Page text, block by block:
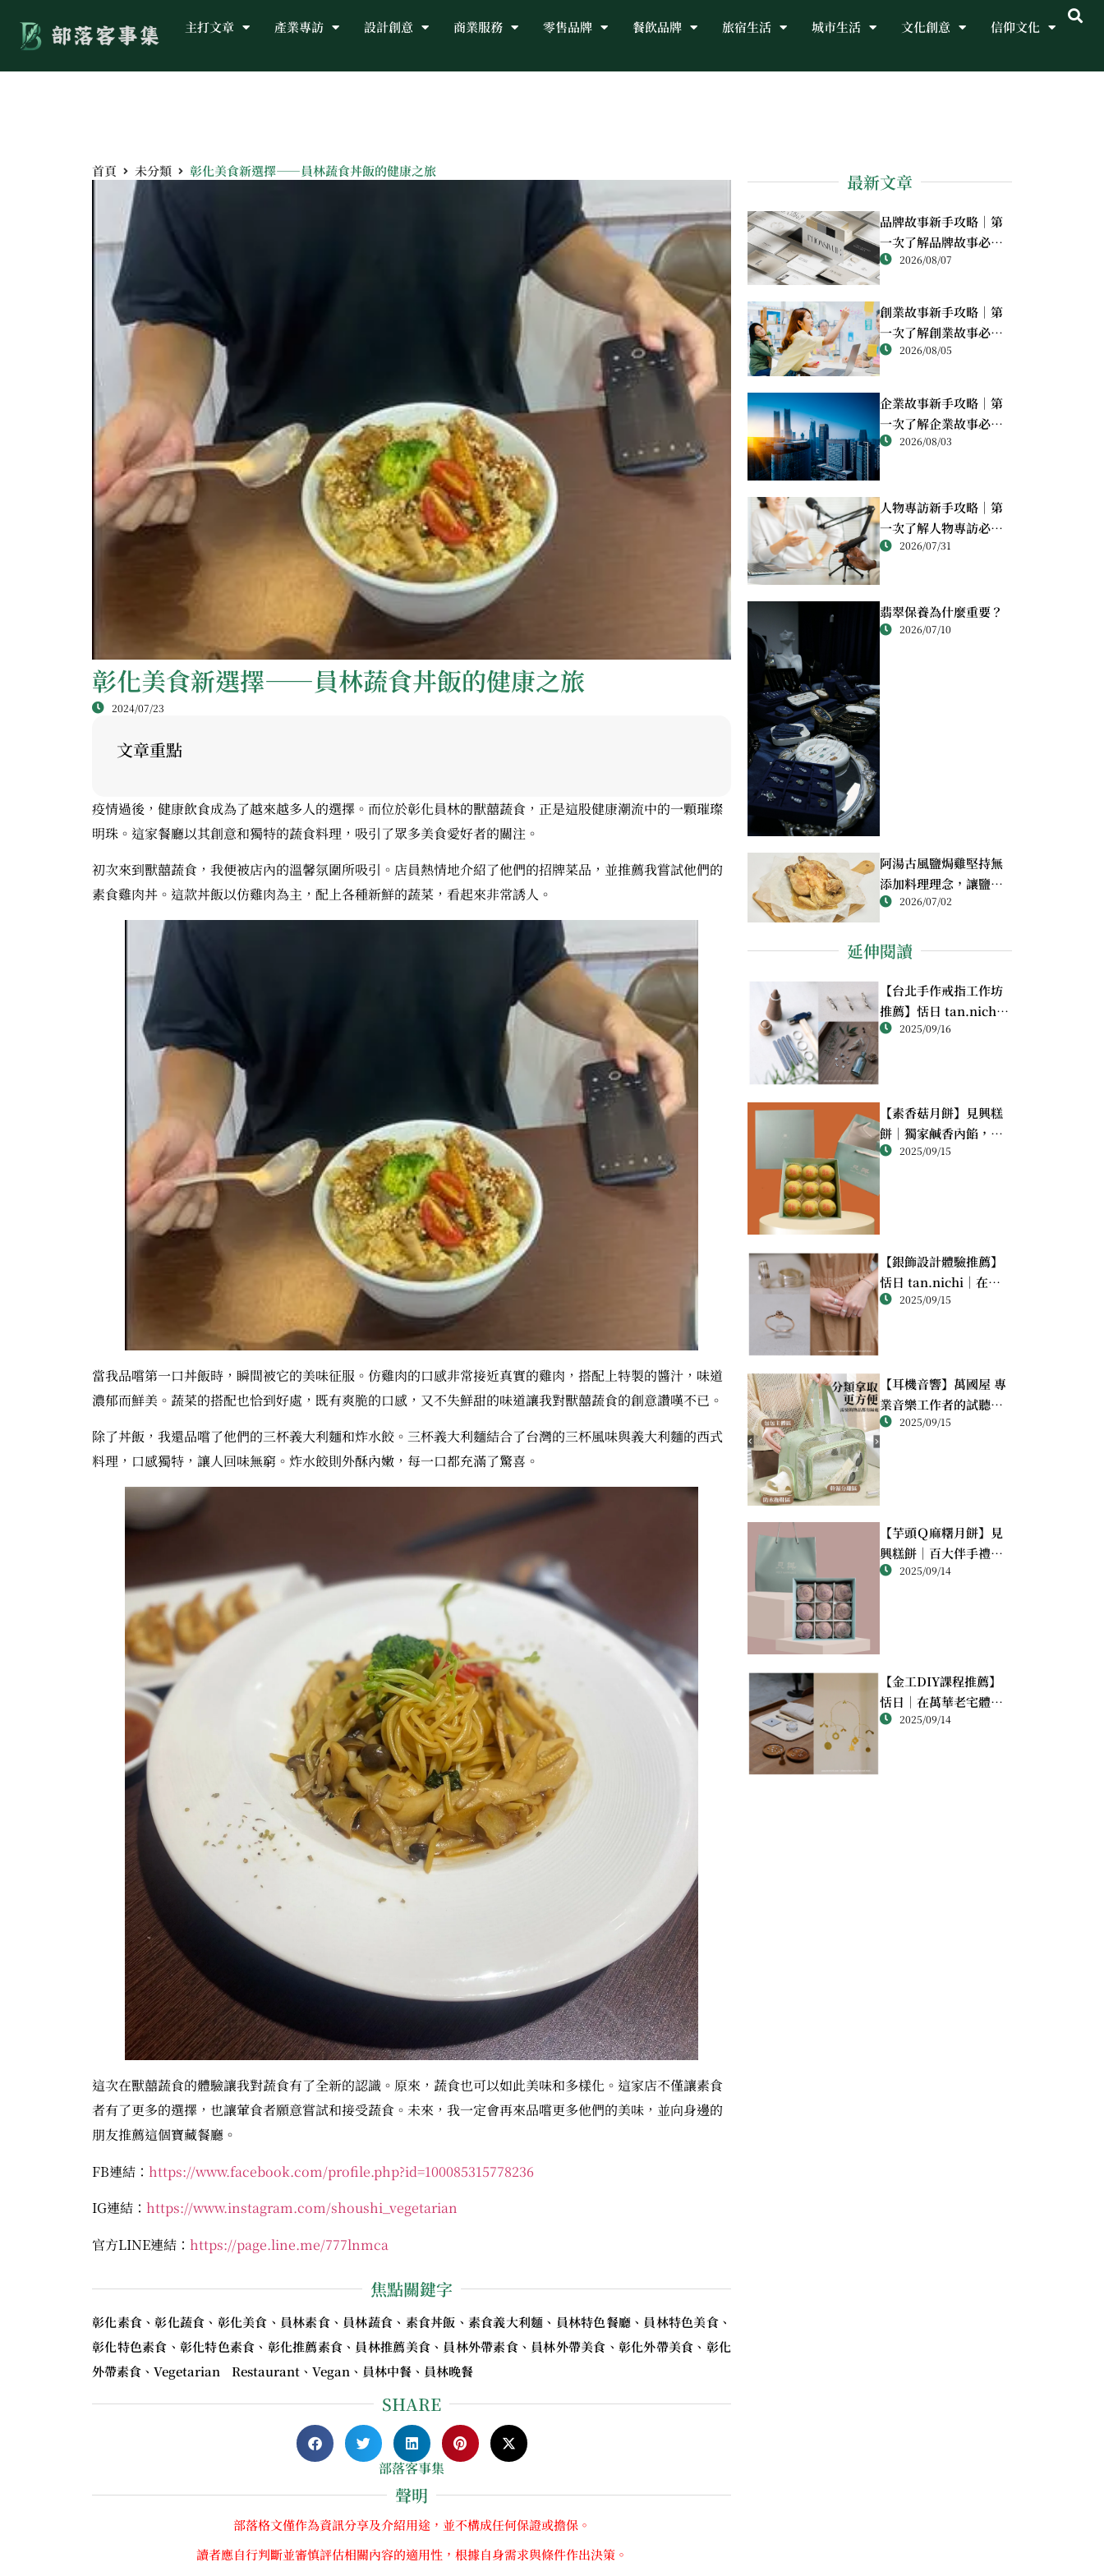
主打文章 產業專訪 設計創意 商業服務 零售品牌 餐飲品牌 旅宿生活 城市生活 文化創意 信仰文化
首頁 未分類 彰化美食新選擇——員林蔬食丼飯的健康之旅
彰化美食新選擇——員林蔬食丼飯的健康之旅
2024/07/23
文章重點
疫情過後，健康飲食成為了越來越多人的選擇。而位於彰化員林的獸囍蔬食，正是這股健康潮流中的一顆璀璨
明珠。這家餐廳以其創意和獨特的蔬食料理，吸引了眾多美食愛好者的關注。
初次來到獸囍蔬食，我便被店內的溫馨氛圍所吸引。店員熱情地介紹了他們的招牌菜品，並推薦我嘗試他們的
素食雞肉丼。這款丼飯以仿雞肉為主，配上各種新鮮的蔬菜，看起來非常誘人。
當我品嚐第一口丼飯時，瞬間被它的美味征服。仿雞肉的口感非常接近真實的雞肉，搭配上特製的醬汁，味道
濃郁而鮮美。蔬菜的搭配也恰到好處，既有爽脆的口感，又不失鮮甜的味道讓我對獸囍蔬食的創意讚嘆不已。
除了丼飯，我還品嚐了他們的三杯義大利麵和炸水餃。三杯義大利麵結合了台灣的三杯風味與義大利麵的西式
料理，口感獨特，讓人回味無窮。炸水餃則外酥內嫩，每一口都充滿了驚喜。
這次在獸囍蔬食的體驗讓我對蔬食有了全新的認識。原來，蔬食也可以如此美味和多樣化。這家店不僅讓素食
者有了更多的選擇，也讓葷食者願意嘗試和接受蔬食。未來，我一定會再來品嚐更多他們的美味，並向身邊的
朋友推薦這個寶藏餐廳。
FB連結： https://www.facebook.com/profile.php?id=100085315778236
IG連結： https://www.instagram.com/shoushi_vegetarian
官方LINE連結： https://page.line.me/777lnmca
焦點關鍵字
彰化素食、彰化蔬食、彰化美食、員林素食、員林蔬食、素食丼飯、素食義大利麵、員林特色餐廳、員林特色美食、
彰化特色素食、彰化特色素食、彰化推薦素食、員林推薦美食、員林外帶素食、員林外帶美食、彰化外帶美食、彰化
外帶素食、Vegetarian Restaurant、Vegan、員林中餐、員林晚餐
SHARE
部落客事集
聲明
部落格文僅作為資訊分享及介紹用途，並不構成任何保證或擔保。
讀者應自行判斷並審慎評估相關內容的適用性，根據自身需求與條件作出決策。
最新文章
品牌故事新手攻略｜第
一次了解品牌故事必讀
重點2026/08/07
創業故事新手攻略｜第
一次了解創業故事必讀
重點2026/08/05
企業故事新手攻略｜第
一次了解企業故事必讀
重點2026/08/03
人物專訪新手攻略｜第
一次了解人物專訪必讀
重點2026/07/31
翡翠保養為什麼重要？
2026/07/10
阿湯古風鹽焗雞堅持無
添加料理理念，讓鹽焗
雞回歸最純粹的風味
2026/07/02
延伸閱讀
【台北手作戒指工作坊
推薦】恬日 tan.nichi
純銀戒指體驗｜情侶・
2025/09/16
【素香菇月餅】見興糕
餅｜獨家鹹香內餡，顛
覆想像的幸福滋味
2025/09/15
【銀飾設計體驗推薦】
恬日 tan.nichi｜在萬
華靜巷，親手完成屬於
2025/09/15
【耳機音響】萬國屋 專
業音樂工作者的試聽心
得 2025/09/15
【芋頭Ｑ麻糬月餅】見
興糕餅｜百大伴手禮推
薦的綿密酥香新體驗
2025/09/14
【金工DIY課程推薦】
恬日｜在萬華老宅體驗
純銀手作
2025/09/14